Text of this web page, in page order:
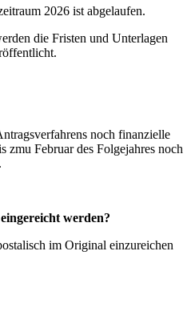
2026 ist abgelaufen.
die Fristen und Unterlagen
noch finanzielle
Februar des Folgejahres noch
werden?
im Original einzureichen